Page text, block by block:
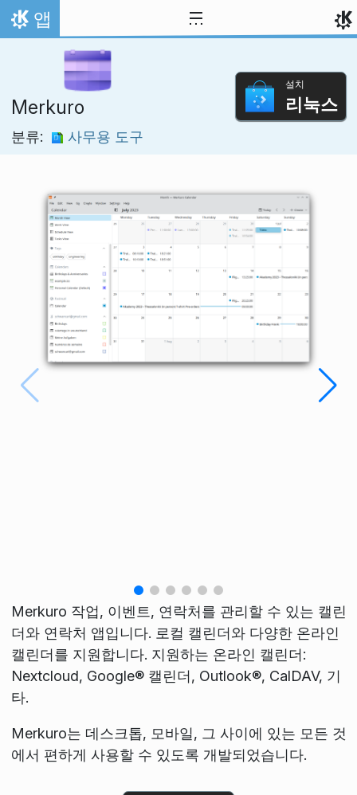
내용으로 이동
홈
앱
Merkuro
분류: 사무용 도구
설치
리눅스
Merkuro 작업, 이벤트, 연락처를 관리할 수 있는 캘린
더와 연락처 앱입니다. 로컬 캘린더와 다양한 온라인
캘린더를 지원합니다. 지원하는 온라인 캘린더:
Nextcloud, Google® 캘린더, Outlook®, CalDAV, 기
타.
Merkuro는 데스크톱, 모바일, 그 사이에 있는 모든 것
에서 편하게 사용할 수 있도록 개발되었습니다.